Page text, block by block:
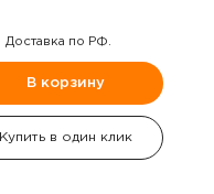
Доставка по РФ.
В корзину
Купить в один клик